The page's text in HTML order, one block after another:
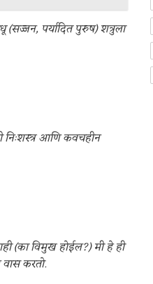
पर्यादित पुरुष) शत्रुला
आणि कवचहीन
(का विमुख होईल?) मी हे ही
करतो.